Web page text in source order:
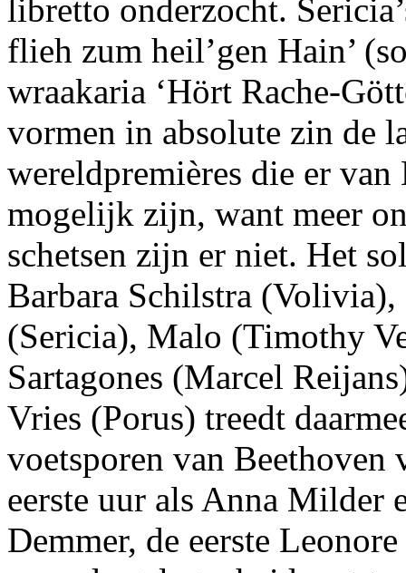
libretto onderzocht.
flieh zum heil’gen Hain’
wraakaria ‘Hört Rache-
vormen in absolute zin de
wereldpremières die er van
mogelijk zijn, want meer
schetsen zijn er niet. Het
Barbara Schilstra (Volivia),
(Sericia), Malo (Timothy
Sartagones (Marcel
Vries (Porus) treedt
voetsporen van Beethoven
eerste uur als Anna Milder
Demmer, de eerste